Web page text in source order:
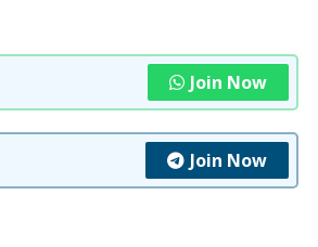
Join Now
Join Now